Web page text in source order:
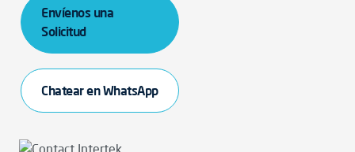
Envíenos una
Solicitud
Chatear en WhatsApp